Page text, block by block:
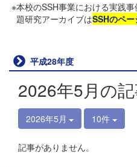
※本校のSSH事業における実践
題研究アーカイブはSSHのペー
平成28年度
2026年5月の
2026年5月 10件
記事がありません。